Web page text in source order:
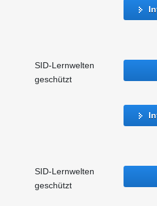
SID-Lernwelten
geschützt
SID-Lernwelten
geschützt